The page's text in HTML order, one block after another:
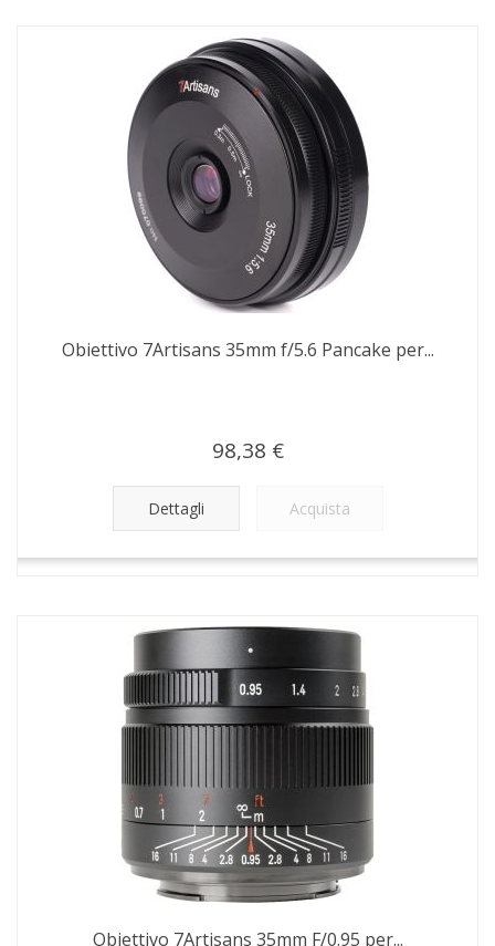
Obiettivo 7Artisans 35mm f/5.6 Pancake per...
98,38 €
Dettagli Acquista
Obiettivo 7Artisans 35mm F/0.95 per...